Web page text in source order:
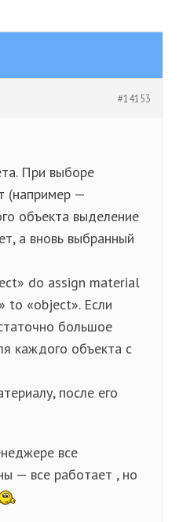
#14153
При выборе
(например —
объекта выделение
а вновь выбранный
do assign material
to «object». Если
большое
каждого объекта с
после его
все
— все работает , но